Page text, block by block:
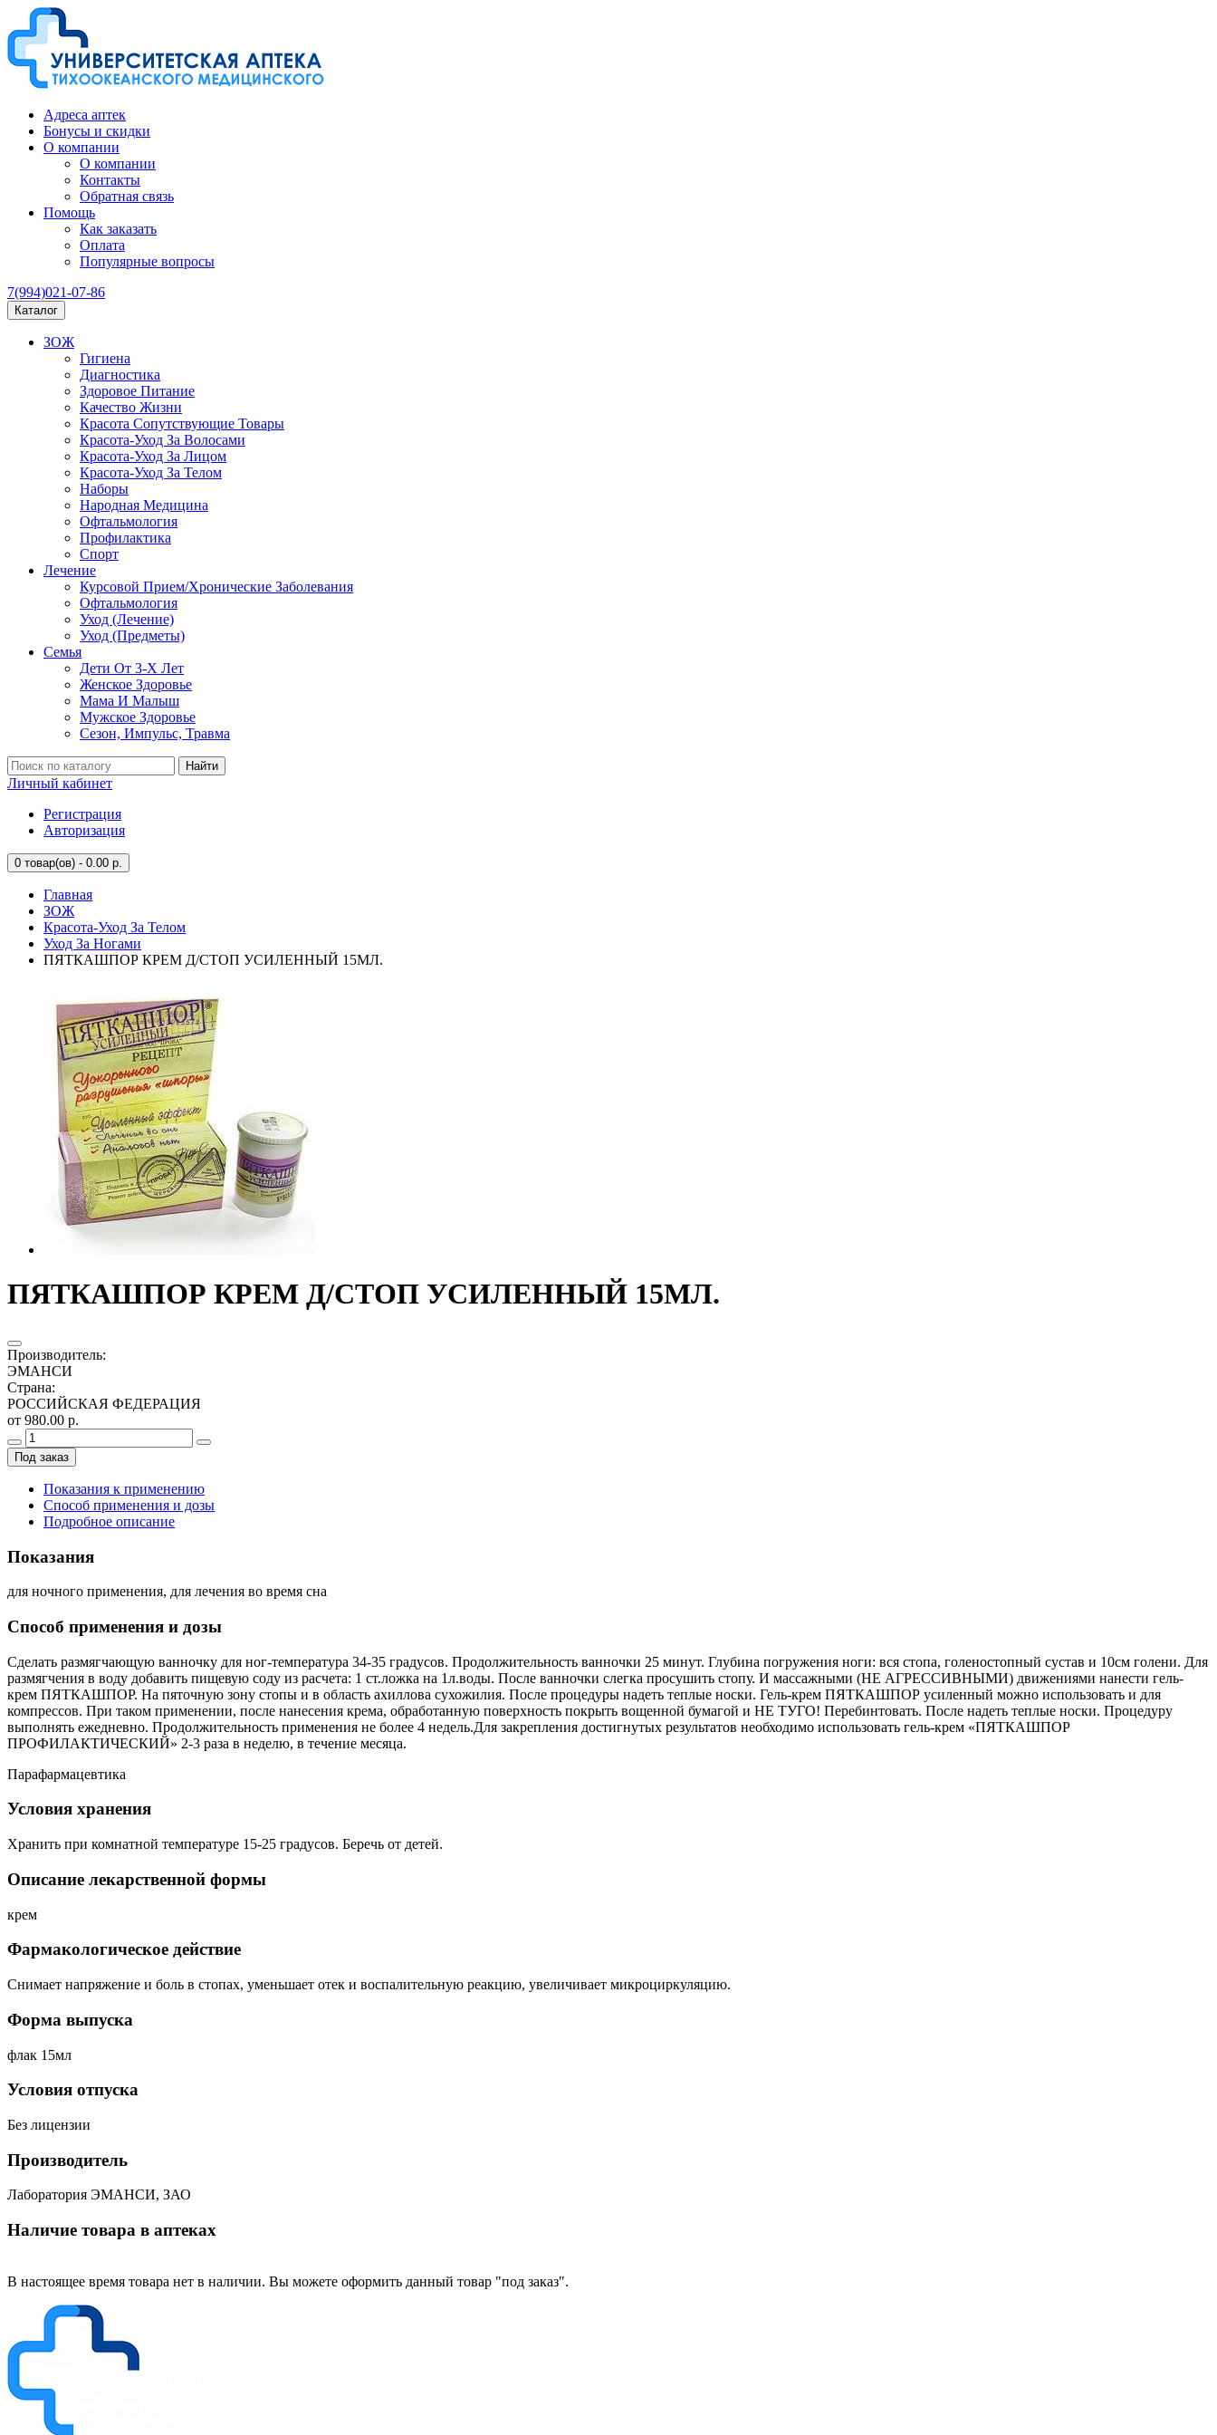
Адреса аптек
Бонусы и скидки
О компании
О компании
Контакты
Обратная связь
Помощь
Как заказать
Оплата
Популярные вопросы
7(994)021-07-86
Каталог
ЗОЖ
Гигиена
Диагностика
Здоровое Питание
Качество Жизни
Красота Сопутствующие Товары
Красота-Уход За Волосами
Красота-Уход За Лицом
Красота-Уход За Телом
Наборы
Народная Медицина
Офтальмология
Профилактика
Спорт
Лечение
Курсовой Прием/Хронические Заболевания
Офтальмология
Уход (Лечение)
Уход (Предметы)
Семья
Дети От 3-Х Лет
Женское Здоровье
Мама И Малыш
Мужское Здоровье
Сезон, Импульс, Травма
Найти
Личный кабинет
Регистрация
Авторизация
0 товар(ов) - 0.00 р.
Главная
ЗОЖ
Красота-Уход За Телом
Уход За Ногами
ПЯТКАШПОР КРЕМ Д/СТОП УСИЛЕННЫЙ 15МЛ.
ПЯТКАШПОР КРЕМ Д/СТОП УСИЛЕННЫЙ 15МЛ.
Производитель:
ЭМАНСИ
Страна:
РОССИЙСКАЯ ФЕДЕРАЦИЯ
от 980.00 р.
Под заказ
Показания к применению
Способ применения и дозы
Подробное описание
Показания
для ночного применения, для лечения во время сна
Способ применения и дозы
Сделать размягчающую ванночку для ног-температура 34-35 градусов. Продолжительность ванночки 25 минут. Глубина погружения ноги: вся стопа, голеностопный сустав и 10см голени. Для
размягчения в воду добавить пищевую соду из расчета: 1 ст.ложка на 1л.воды. После ванночки слегка просушить стопу. И массажными (НЕ АГРЕССИВНЫМИ) движениями нанести гель-
крем ПЯТКАШПОР. На пяточную зону стопы и в область ахиллова сухожилия. После процедуры надеть теплые носки. Гель-крем ПЯТКАШПОР усиленный можно использовать и для
компрессов. При таком применении, после нанесения крема, обработанную поверхность покрыть вощенной бумагой и НЕ ТУГО! Перебинтовать. После надеть теплые носки. Процедуру
выполнять ежедневно. Продолжительность применения не более 4 недель.Для закрепления достигнутых результатов необходимо использовать гель-крем «ПЯТКАШПОР
ПРОФИЛАКТИЧЕСКИЙ» 2-3 раза в неделю, в течение месяца.
Парафармацевтика
Условия хранения
Хранить при комнатной температуре 15-25 градусов. Беречь от детей.
Описание лекарственной формы
крем
Фармакологическое действие
Снимает напряжение и боль в стопах, уменьшает отек и воспалительную реакцию, увеличивает микроциркуляцию.
Форма выпуска
флак 15мл
Условия отпуска
Без лицензии
Производитель
Лаборатория ЭМАНСИ, ЗАО
Наличие товара в аптеках
В настоящее время товара нет в наличии. Вы можете оформить данный товар "под заказ".